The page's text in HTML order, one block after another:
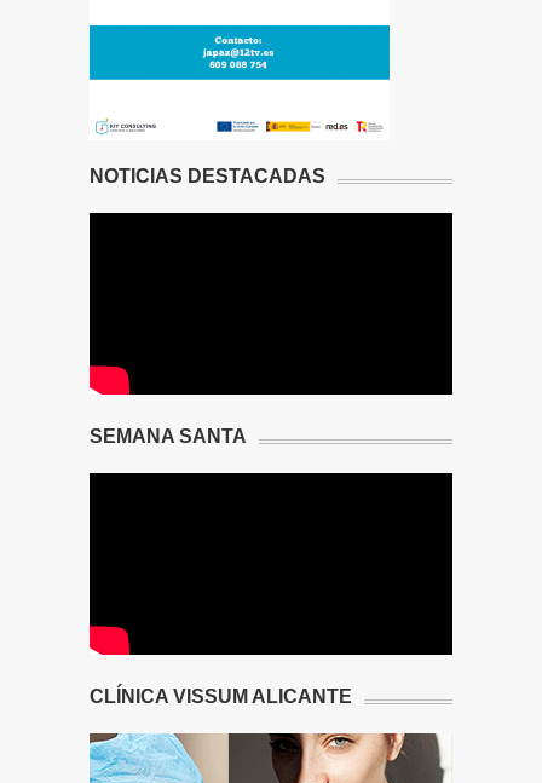
NOTICIAS DESTACADAS
SEMANA SANTA
CLÍNICA VISSUM ALICANTE